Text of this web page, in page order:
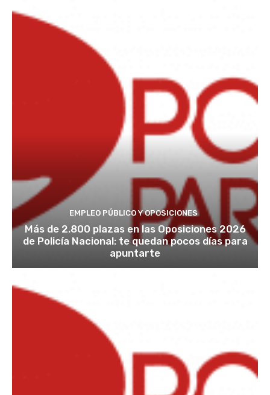
EMPLEO PÚBLICO Y OPOSICIONES
Más de 2.800 plazas en las Oposiciones 2026
de Policía Nacional: te quedan pocos días para
apuntarte